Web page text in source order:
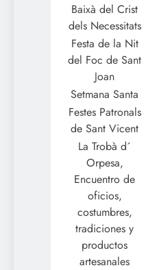
Baixà del Crist
dels Necessitats
Festa de la Nit
del Foc de Sant
Joan
Setmana Santa
Festes Patronals
de Sant Vicent
La Trobà d´
Orpesa,
Encuentro de
oficios,
costumbres,
tradiciones y
productos
artesanales